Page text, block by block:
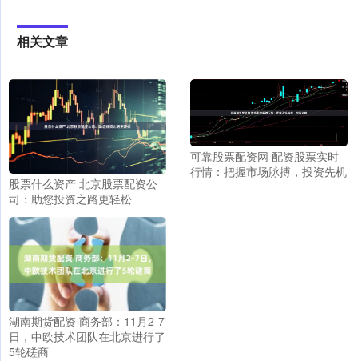
相关文章
股票什么资产 北京股票配资公
司：助您投资之路更轻松
可靠股票配资网 配资股票实时
行情：把握市场脉搏，投资先机
湖南期货配资 商务部：11月2-7
日，中欧技术团队在北京进行了
5轮磋商